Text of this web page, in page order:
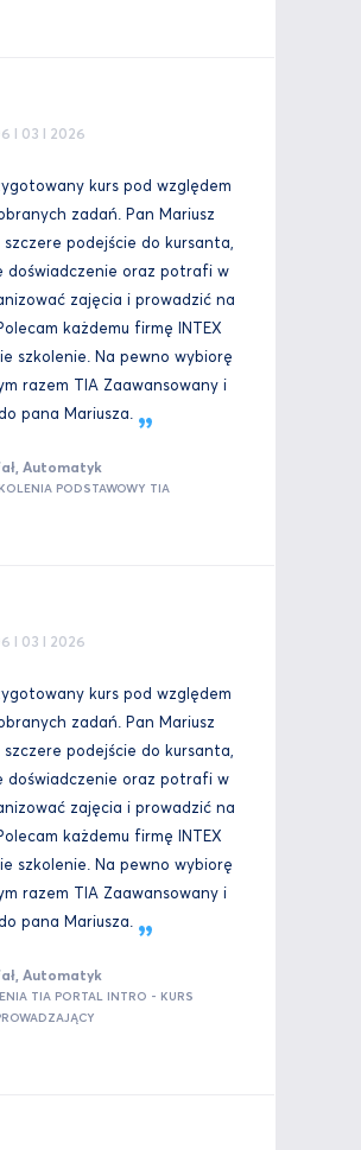
I 03 I 2026
kurs pod względem
zadań. Pan Mariusz
szczere podejście do kursanta,
doświadczenie oraz potrafi w
zajęcia i prowadzić na
każdemu firmę INTEX
szkolenie. Na pewno wybiorę
razem TIA Zaawansowany i
pana Mariusza.
Automatyk
PODSTAWOWY TIA
I 03 I 2026
kurs pod względem
zadań. Pan Mariusz
szczere podejście do kursanta,
doświadczenie oraz potrafi w
zajęcia i prowadzić na
każdemu firmę INTEX
szkolenie. Na pewno wybiorę
razem TIA Zaawansowany i
pana Mariusza.
Automatyk
TIA PORTAL INTRO - KURS